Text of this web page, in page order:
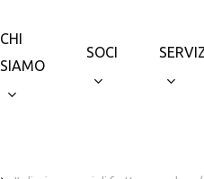
CHI
SIAMO
SOCI